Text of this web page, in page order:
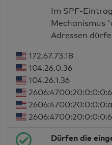
Im SPF-
Mechanismus
Adressen
172.67.73.18
104.26.0.36
104.26.1.36
Dürfen die